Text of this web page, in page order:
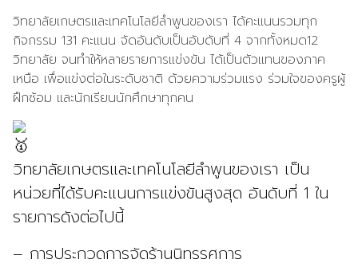
วิทยาลัยเกษตรและเทคโนโลยีลำพูนของเรา ได้คะแนนรวมทุก
กิจกรรม 131 คะแนน จัดอันดับเป็นอับดับที่ 4 จากทั้งหมด12
วิทยาลัย จนทำให้หลายรายการแข่งขัน ได้เป็นตัวแทนของภาค
เหนือ เพื่อแข่งต่อในระดับชาติ ด้วยความร่วมแรง ร่วมใจของครูผู้
ฝึกซ้อม และนักเรียนนักศึกษาทุกคน
วิทยาลัยเกษตรและเทคโนโลยีลำพูนของเรา เป็น
หน่วยที่ได้รับคะแนนการแข่งขันสูงสุด อันดับที่ 1 ใน
รายการดังต่อไปนี้
– การประกวดการจัดร้านนิทรรศการ